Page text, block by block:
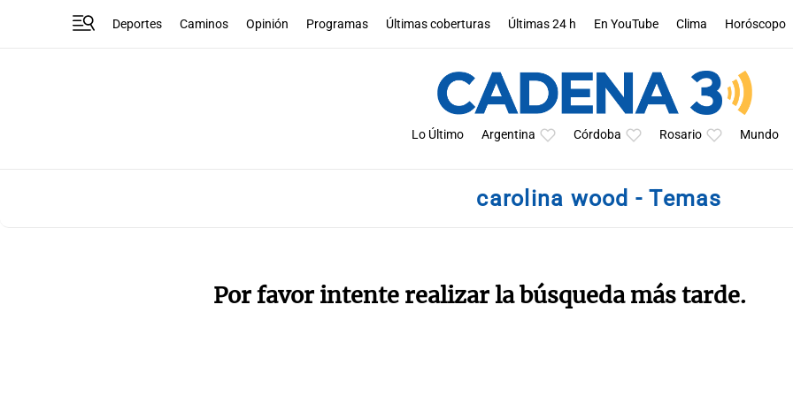
Deportes Caminos Opinión Programas Últimas coberturas Últimas 24 h En YouTube Clima Horóscopo
Lo Último Argentina Córdoba Rosario Mundo
carolina wood - Temas
Por favor intente realizar la búsqueda más tarde.